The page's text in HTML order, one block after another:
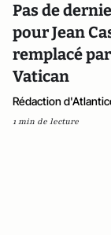
Pas de
pour Jean
remplacé
Vatican
Rédaction
1 min de lecture